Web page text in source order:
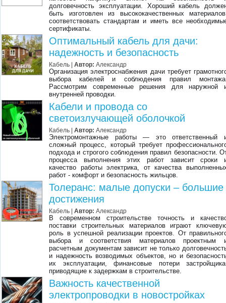
долговечность эксплуатации. Хороший кабель
быть изготовлен из высококачественных
соответствовать стандартам и иметь все
сертификаты.
Оптимальный кабель для дачи:
надежность и безопасность
Кабель |Автор: Александр
Организация электроснабжения дачи требует
выбора кабелей и соблюдения правил
Рассмотрим современные решения для наружной
внутренней проводки.
Кабели и провода со
светоизлучающей оболочкой
Кабель |Автор: Александр
Электромонтажные работы — это ответственный
сложный процесс, который требует
подхода и строгого соблюдения правил безопасности.
процесса выполнения этих работ зависит сроки
качество работы электрика, от качества
работ - комфорт и безопасность жильцов.
Толеранс: малые допуски – большие
достижения
Кабель |Автор: Александр
В современном строительстве точность и
поставки строительных материалов играют
роль в успешной реализации проектов. От
выбора и соответствия материалов проектным
расчетным документам зависит не только
и надежность возводимых объектов, но и
их эксплуатации, финансовые потери
приводящие к задержкам в строительстве.
Важность качественной
электропроводки в новостройках